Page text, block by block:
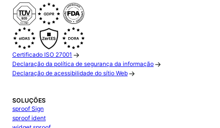
Certificado ISO 27001
Declaração da política de segurança da informação
Declaração de acessibilidade do sítio Web
SOLUÇÕES
sproof Sign
sproof ident